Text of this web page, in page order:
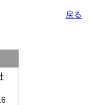
戻る